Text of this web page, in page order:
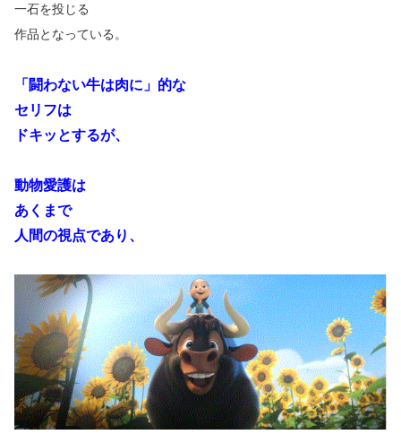
一石を投じる
作品となっている。
「闘わない牛は肉に」的な
セリフは
ドキッとするが、
動物愛護は
あくまで
人間の視点であり、